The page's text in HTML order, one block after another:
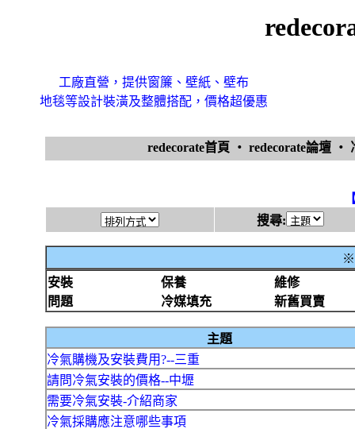
工廠直營，提供窗簾、壁紙、壁布
地毯等設計裝潢及整體搭配，價格超優惠
redecorate首頁 ‧ redecorate論壇 ‧
搜尋:
※
安裝
保養
維修
問題
冷媒填充 新舊買賣
主題
冷氣購機及安裝費用?--三重
請問冷氣安裝的價格--中壢
需要冷氣安裝-介紹商家
冷氣採購應注意哪些事項